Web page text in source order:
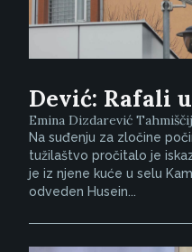
Dević: Rafali
Emina Dizdarević
Na suđenju za zločine
tužilaštvo pročitalo je
je iz njene kuće u selu
odveden Husein...